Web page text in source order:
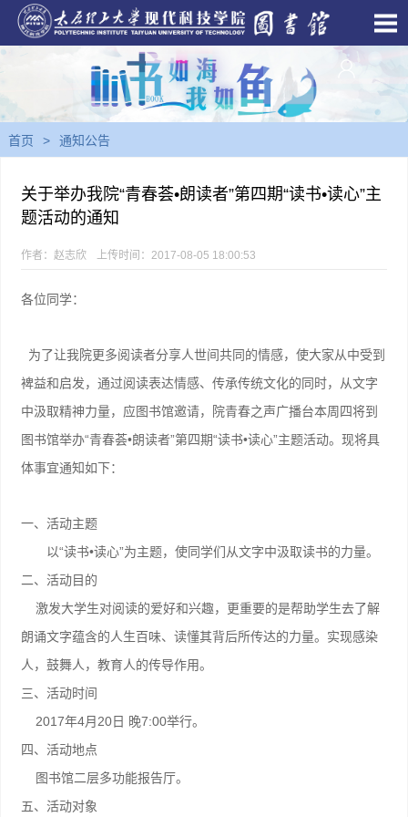
首页 > 通知公告
关于举办我院“青春荟•朗读者”第四期“读书•读心”主
题活动的通知
作者：赵志欣 上传时间：2017-08-05 18:00:53
各位同学：
为了让我院更多阅读者分享人世间共同的情感，使大家从中受到
裨益和启发，通过阅读表达情感、传承传统文化的同时，从文字
中汲取精神力量，应图书馆邀请，院青春之声广播台本周四将到
图书馆举办“青春荟•朗读者”第四期“读书•读心”主题活动。现将具
体事宜通知如下：
一、活动主题
以“读书•读心”为主题，使同学们从文字中汲取读书的力量。
二、活动目的
激发大学生对阅读的爱好和兴趣，更重要的是帮助学生去了解
朗诵文字蕴含的人生百味、读懂其背后所传达的力量。实现感染
人，鼓舞人，教育人的传导作用。
三、活动时间
2017年4月 20 日 晚7:00举行。
四、活动地点
图书馆二层多功能报告厅。
五、活动对象